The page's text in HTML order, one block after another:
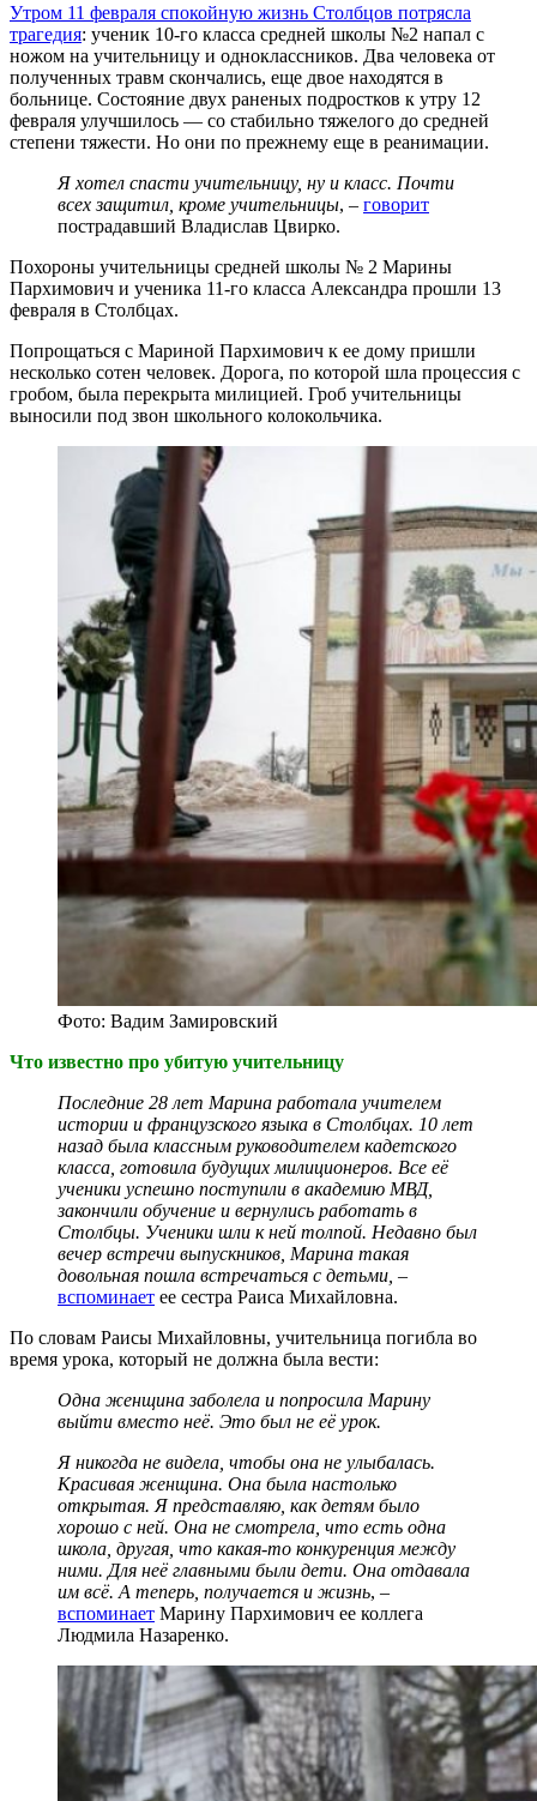
Утром 11 февраля спокойную жизнь Столбцов потрясла
трагедия: ученик 10-го класса средней школы №2 напал с
ножом на учительницу и одноклассников. Два человека от
полученных травм скончались, еще двое находятся в
больнице. Состояние двух раненых подростков к утру 12
февраля улучшилось — со стабильно тяжелого до средней
степени тяжести. Но они по прежнему еще в реанимации.
Я хотел спасти учительницу, ну и класс. Почти
всех защитил, кроме учительницы, – говорит
пострадавший Владислав Цвирко.
Похороны учительницы средней школы № 2 Марины
Пархимович и ученика 11-го класса Александра прошли 13
февраля в Столбцах.
Попрощаться с Мариной Пархимович к ее дому пришли
несколько сотен человек. Дорога, по которой шла процессия с
гробом, была перекрыта милицией. Гроб учительницы
выносили под звон школьного колокольчика.
Фото: Вадим Замировский
Что известно про убитую учительницу
Последние 28 лет Марина работала учителем
истории и французского языка в Столбцах. 10 лет
назад была классным руководителем кадетского
класса, готовила будущих милиционеров. Все её
ученики успешно поступили в академию МВД,
закончили обучение и вернулись работать в
Столбцы. Ученики шли к ней толпой. Недавно был
вечер встречи выпускников, Марина такая
довольная пошла встречаться с детьми, –
вспоминает ее сестра Раиса Михайловна.
По словам Раисы Михайловны, учительница погибла во
время урока, который не должна была вести:
Одна женщина заболела и попросила Марину
выйти вместо неё. Это был не её урок.
Я никогда не видела, чтобы она не улыбалась.
Красивая женщина. Она была настолько
открытая. Я представляю, как детям было
хорошо с ней. Она не смотрела, что есть одна
школа, другая, что какая-то конкуренция между
ними. Для неё главными были дети. Она отдавала
им всё. А теперь, получается и жизнь, –
вспоминает Марину Пархимович ее коллега
Людмила Назаренко.